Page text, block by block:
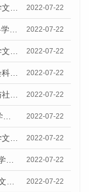
7月19日《南方网》报道我院与社会科学文献出版社联合发布《广州蓝皮书：广州城乡融合发展报告(2022)》的媒体文章 2022-07-22
7月19日《南方Plus》报道我院与社会科学文献出版社联合发布《广州蓝皮书：广州城乡融合发展报告(2022)》的媒体文章 2022-07-22
7月19日《南方网》报道我院与社会科学文献出版社联合发布《广州蓝皮书：广州城乡融合发展报告(2022)》的媒体文章 2022-07-22
7月19日《信息时报讯》报道我院与社会科学文献出版社联合发布《广州蓝皮书：广州城乡融合发展报告(2022)》的媒体文章 2022-07-22
7月19日《广州日报客户端》报道我院与社会科学文献出版社联合发布《广州蓝皮书：广州城乡融合发展报告(2022)》的媒体文章 2022-07-22
7月19日《21财经》报道我院与社会科学文献出版社联合发布《广州蓝皮书：广州城乡融合发展报告(2022)》的媒体文章 2022-07-22
7月19日《大洋网》报道我院与社会科学文献出版社联合发布《广州蓝皮书：广州城乡融合发展报告(2022)》的媒体文章 2022-07-22
7月19日《花城FM》报道我院与社会科学文献出版社联合发布《广州蓝皮书：广州城乡融合发展报告(2022)》的媒体文章 2022-07-22
7月20日《花城+》报道我院与社会科学文献出版社联合发布《广州蓝皮书：广州城乡融合发展报告(2022)》的媒体文章 2022-07-22